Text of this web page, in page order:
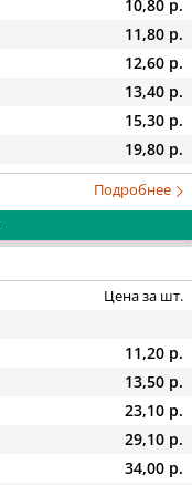
10,80 р.
11,80 р.
12,60 р.
13,40 р.
15,30 р.
19,80 р.
Подробнее
Цена за шт.
11,20 р.
13,50 р.
23,10 р.
29,10 р.
34,00 р.